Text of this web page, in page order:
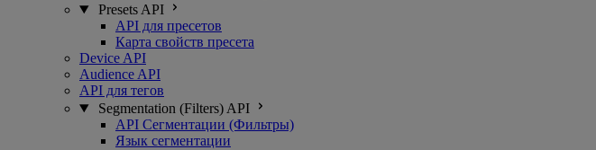
Presets API
API для пресетов
Карта свойств пресета
Device API
Audience API
API для тегов
Segmentation (Filters) API
API Сегментации (Фильтры)
Язык сегментации